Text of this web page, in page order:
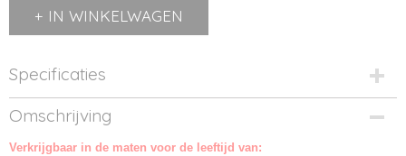
IN WINKELWAGEN
Specificaties
Productcode
620430-1
Productcode leverancier
Omschrijving
Verkrijgbaar in de maten voor de leeftijd van: